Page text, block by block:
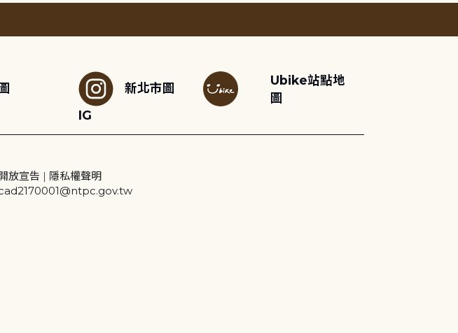
新北市圖
IG
Ubike站點地
圖
放宣告 | 隱私權聲明